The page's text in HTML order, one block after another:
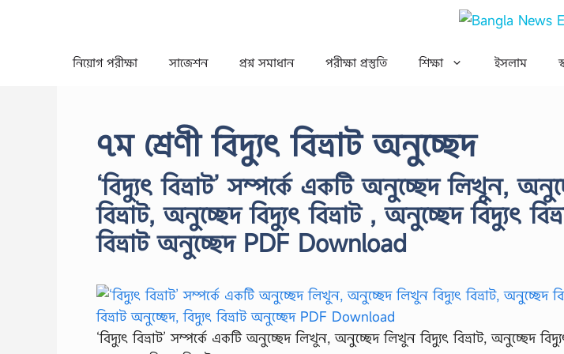
নিয়োগ পরীক্ষা সাজেশন প্রশ্ন সমাধান পরীক্ষা প্রস্তুতি শিক্ষা ইসলাম
৭ম শ্রেণী বিদ্যুৎ বিভ্রাট অনুচ্ছেদ
‘বিদ্যুৎ বিভ্রাট’ সম্পর্কে একটি অনুচ্ছেদ লিখুন,
বিভ্রাট, অনুচ্ছেদ বিদ্যুৎ বিভ্রাট , অনুচ্ছেদ বিদ্যুৎ
বিভ্রাট অনুচ্ছেদ PDF Download
‘বিদ্যুৎ বিভ্রাট’ সম্পর্কে একটি অনুচ্ছেদ লিখুন, অনুচ্ছেদ লিখুন বিদ্যুৎ বিভ্রাট, অনুচ্ছেদ